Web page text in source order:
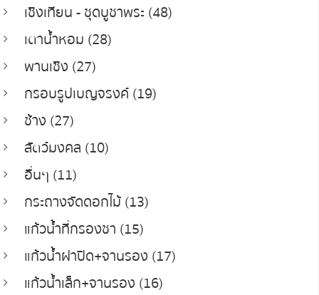
เชิงเทียน - ชุดบูชาพระ (48)
เตาน้ำหอม (28)
พานเชิง (27)
กรอบรูปเบญจรงค์ (19)
ช้าง (27)
สัตว์มงคล (10)
อื่นๆ (11)
กระถางจัดดอกไม้ (13)
แก้วน้ำที่กรองชา (15)
แก้วน้ำฝาปิด+จานรอง (17)
แก้วน้ำเล็ก+จานรอง (16)